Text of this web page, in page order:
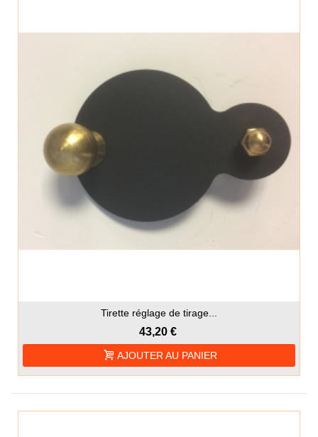
Tirette réglage de tirage...
43,20 €
AJOUTER AU PANIER